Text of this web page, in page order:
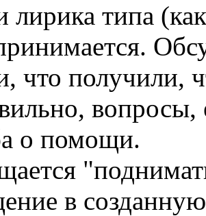
лирика типа
что получили,
вопросы,
о помощи.
в